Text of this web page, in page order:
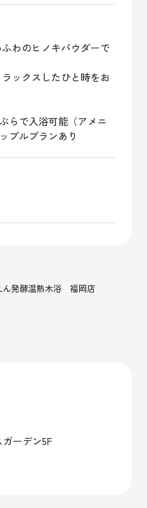
わのヒノキパウダーで
ックスしたひと時をお
らで入浴可能（アメニ
プルプランあり
ん発酵温熱木浴 福岡店
ーデン5F